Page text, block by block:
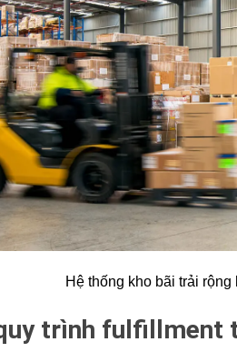
Hệ thống kho bãi trải
trình fulfillment